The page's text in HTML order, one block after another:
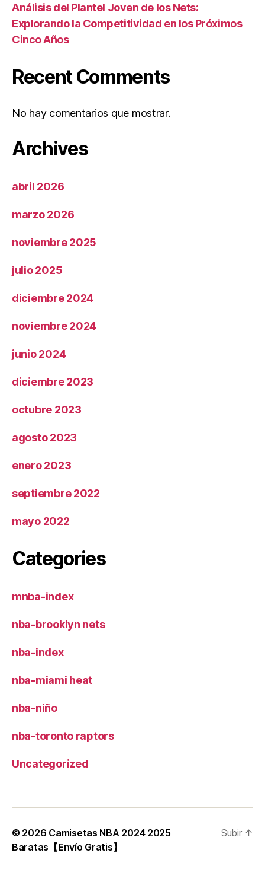
Análisis del Plantel Joven de los Nets:
Explorando la Competitividad en los Próximos
Cinco Años
Recent Comments
No hay comentarios que mostrar.
Archives
abril 2026
marzo 2026
noviembre 2025
julio 2025
diciembre 2024
noviembre 2024
junio 2024
diciembre 2023
octubre 2023
agosto 2023
enero 2023
septiembre 2022
mayo 2022
Categories
mnba-index
nba-brooklyn nets
nba-index
nba-miami heat
nba-niño
nba-toronto raptors
Uncategorized
© 2026 Camisetas NBA 2024 2025
Baratas【Envío Gratis】
Subir ↑